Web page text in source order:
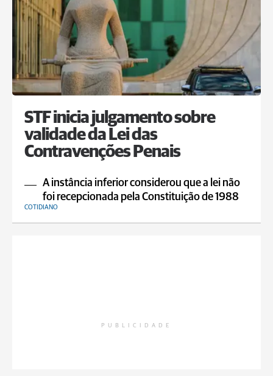
STF inicia julgamento sobre
validade da Lei das
Contravenções Penais
A instância inferior considerou que a lei não
foi recepcionada pela Constituição de 1988
COTIDIANO
PUBLICIDADE